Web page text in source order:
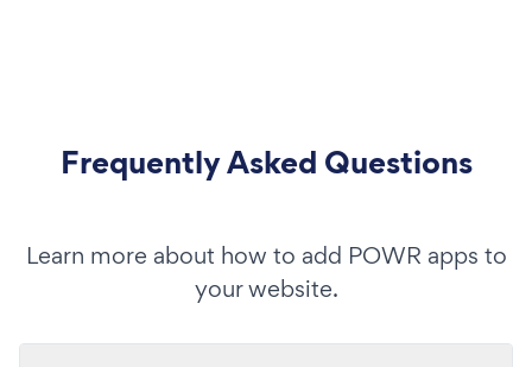
Frequently Asked Questions
Learn more about how to add POWR apps to
your website.